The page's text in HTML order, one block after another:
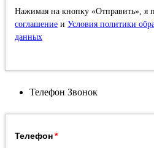
Нажимая на кнопку «Отправить», я
соглашение и Условия политики
данных
Телефон Звонок
Телефон